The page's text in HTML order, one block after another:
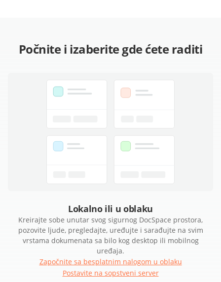
Počnite i izaberite gde ćete raditi
Lokalno ili u oblaku
Kreirajte sobe unutar svog sigurnog DocSpace prostora,
pozovite ljude, pregledajte, uređujte i sarađujte na svim
vrstama dokumenata sa bilo kog desktop ili mobilnog
uređaja.
Započnite sa besplatnim nalogom u oblaku
Postavite na sopstveni server